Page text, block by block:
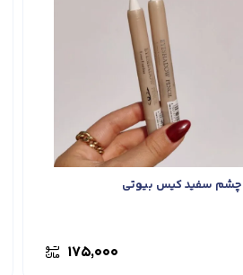
چشم سفید کیس بیوتی
۱۷۵,۰۰۰